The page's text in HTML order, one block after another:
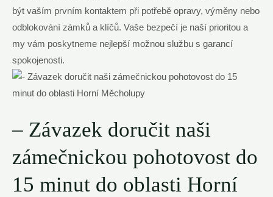
být vaším prvním kontaktem při potřebě opravy, výměny nebo
odblokování zámků a klíčů. Vaše bezpečí je naší prioritou a‌
my vám poskytneme nejlepší možnou službu s garancí
spokojenosti.
– Závazek‍ doručit naši
zámečnickou pohotovost do
15 minut do oblasti Horní